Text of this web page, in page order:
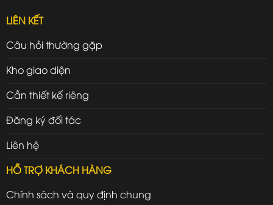
LIÊN KẾT
Câu hỏi thường gặp
Kho giao diện
Cần thiết kế riêng
Đăng ký đối tác
Liên hệ
HỖ TRỢ KHÁCH HÀNG
Chính sách và quy định chung